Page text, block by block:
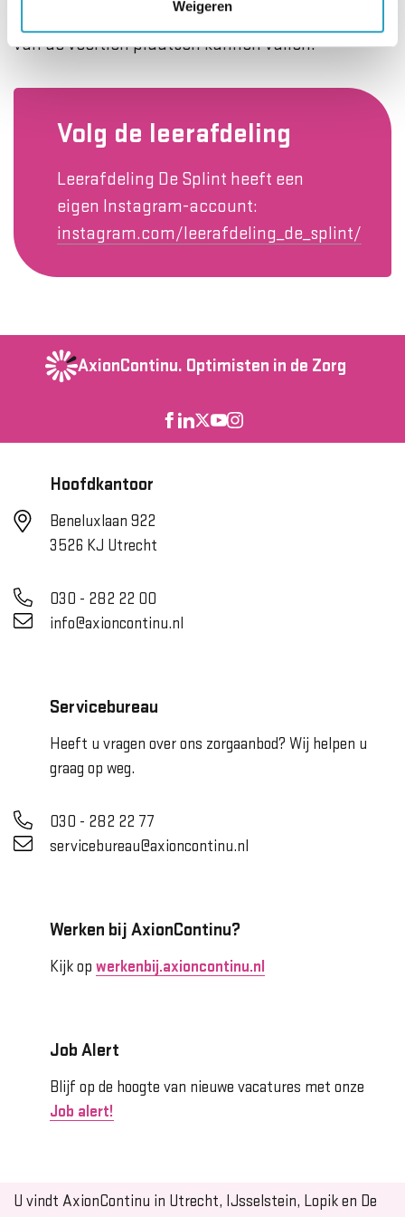
Weigeren
leerlingen zijn. Dit jaar hebben we maar twaalf
van de veertien plaatsen kunnen vullen.”
Volg de leerafdeling
Leerafdeling De Splint heeft een
eigen Instagram-account:
instagram.com/leerafdeling_de_splint/
AxionContinu. Optimisten in de Zorg
Hoofdkantoor
Beneluxlaan 922
3526 KJ Utrecht
030 - 282 22 00
info@axioncontinu.nl
Servicebureau
Heeft u vragen over ons zorgaanbod? Wij helpen u
graag op weg.
030 - 282 22 77
servicebureau@axioncontinu.nl
Werken bij AxionContinu?
Kijk op werkenbij.axioncontinu.nl
Job Alert
Blijf op de hoogte van nieuwe vacatures met onze
Job alert!
U vindt AxionContinu in Utrecht, IJsselstein, Lopik en De